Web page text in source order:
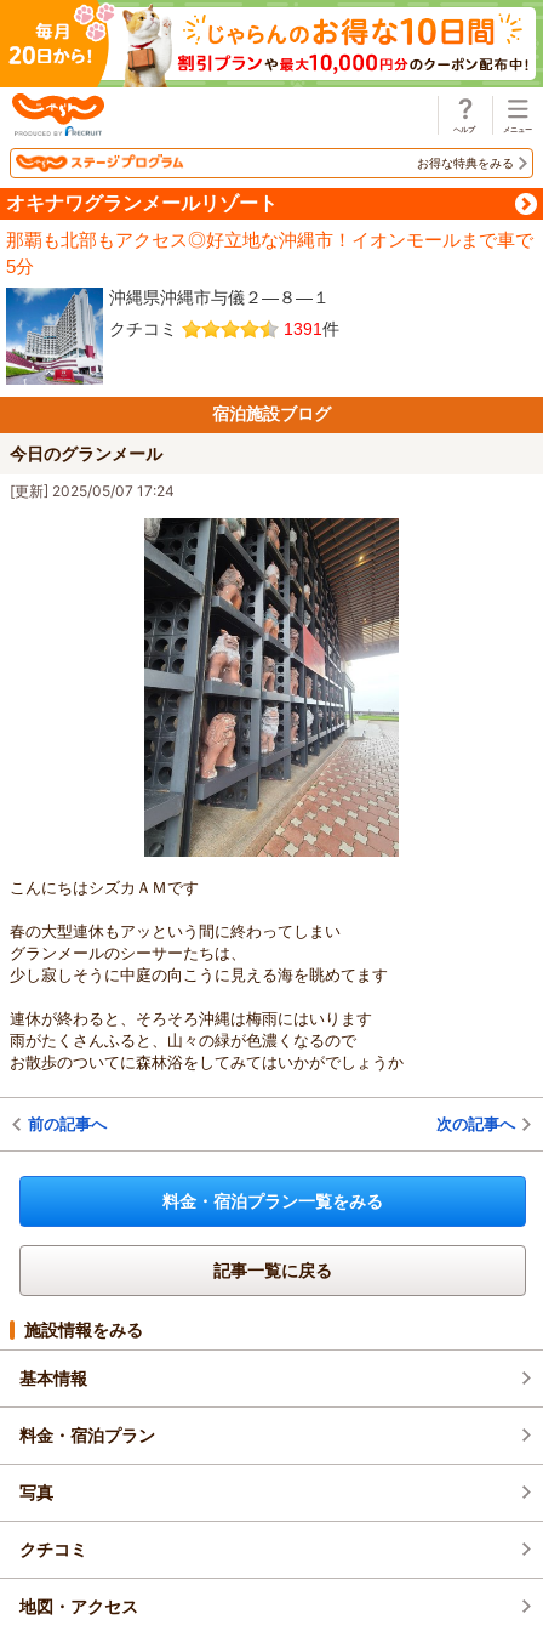
お得な特典をみる
オキナワグランメールリゾート
那覇も北部もアクセス◎好立地な沖縄市！イオンモールまで車で
5分
沖縄県沖縄市与儀２―８―１
クチコミ
1391件
宿泊施設ブログ
今日のグランメール
[更新] 2025/05/07 17:24
こんにちはシズカＡＭです
春の大型連休もアッという間に終わってしまい
グランメールのシーサーたちは、
少し寂しそうに中庭の向こうに見える海を眺めてます
連休が終わると、そろそろ沖縄は梅雨にはいります
雨がたくさんふると、山々の緑が色濃くなるので
お散歩のついてに森林浴をしてみてはいかがでしょうか
前の記事へ 次の記事へ
料金・宿泊プラン一覧をみる
記事一覧に戻る
施設情報をみる
基本情報
料金・宿泊プラン
写真
クチコミ
地図・アクセス